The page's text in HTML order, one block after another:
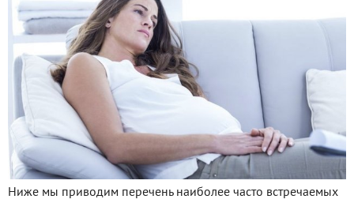
Ниже мы приводим перечень наиболее часто встречаемых